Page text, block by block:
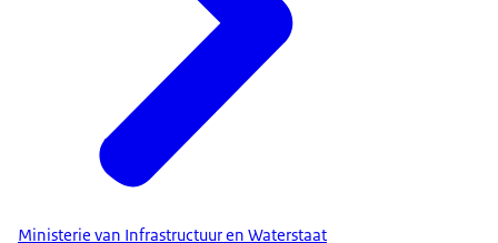
Ministerie van Infrastructuur en Waterstaat